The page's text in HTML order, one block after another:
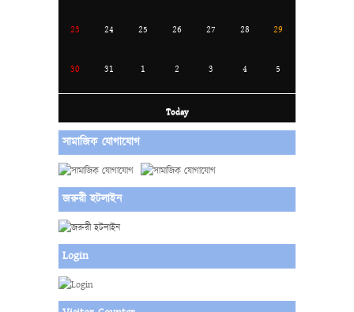
23 24 25 26 27 28 29
30 31 1 2 3 4 5
Today
সামাজিক যোগাযোগ
জরুরী হটলাইন
Login